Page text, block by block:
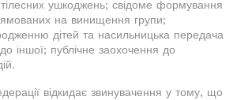
ушкоджень; свідоме формування
на винищення групи;
дітей та насильницька передача
до іншої; публічне заохочення до
відкидає звинувачення у тому, що